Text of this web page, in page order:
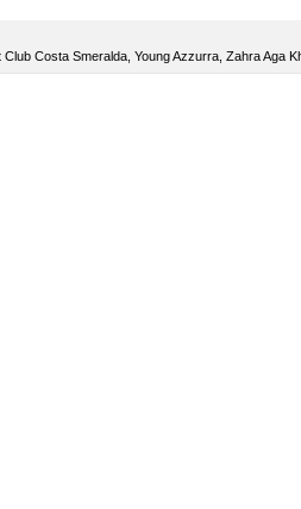
Club Costa Smeralda Young Azzurra Zahra Aga